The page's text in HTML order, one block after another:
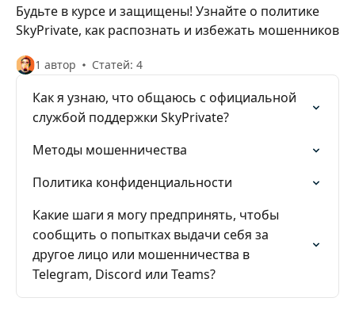
Будьте в курсе и защищены! Узнайте о политике
SkyPrivate, как распознать и избежать мошенников
1 автор Статей: 4
Как я узнаю, что общаюсь с официальной
службой поддержки SkyPrivate?
Методы мошенничества
Политика конфиденциальности
Какие шаги я могу предпринять, чтобы
сообщить о попытках выдачи себя за
другое лицо или мошенничества в
Telegram, Discord или Teams?